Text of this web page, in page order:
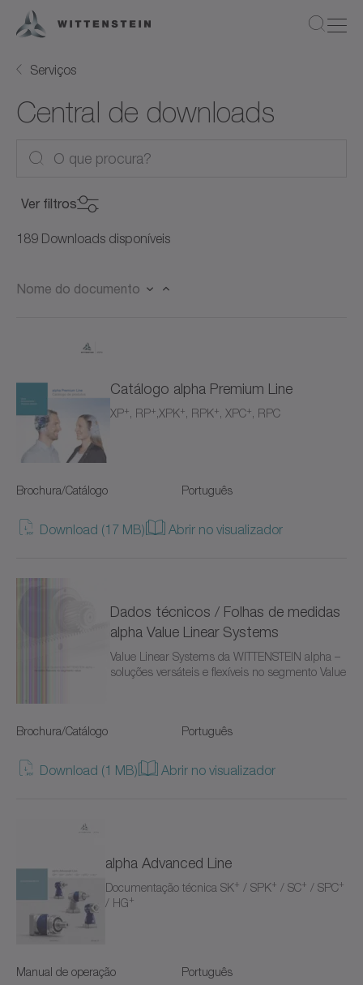
Serviços
Central de downloads
Ver filtros
Servomotores sem carcaça (10)
Para condições ambientais especiais (4)
Sistemas de pinhão e cremalheira (13)
Servoatuadores (31)
Para condições ambientais especiais (21)
Servodrives (9)
Sistemas sevoacionados (15)
Sistemas de acionamento AGV (8)
Para condições ambientais especiais (1)
Software e digitalização (8)
Design da unidade (2)
Conectividade/IIoT (5)
Categoria do produto
Acoplamentos de elastômero
Acoplamentos de fole
CVS
Cremalheiras
DP+
Distribuidor progressivo LUP
HDP+
HDV
HG+
Produto
Brochura/Catálogo
CAD / CAE
Manual de operação
Manual de operação (ATEX)
Tipo de documento
Idioma
Português
Inglês americano
Dinamarquês
Chinês
Sueco
Idioma
189 Downloads disponíveis
Nome do documento
Catálogo alpha Premium Line
XP+, RP+,XPK+, RPK+, XPC+, RPC
Brochura/Catálogo Português
Download (17 MB) Abrir no visualizador
Dados técnicos / Folhas de medidas
alpha Value Linear Systems
Value Linear Systems da WITTENSTEIN alpha –
soluções versáteis e flexíveis no segmento Value
Brochura/Catálogo Português
Download (1 MB) Abrir no visualizador
alpha Advanced Line
Documentação técnica SK+ / SPK+ / SC+ / SPC+
/ HG+
Manual de operação Português